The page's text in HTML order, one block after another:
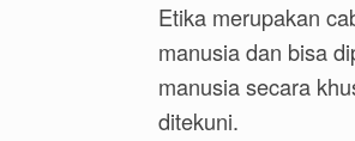
Etika merupakan
manusia dan bisa
manusia secara
ditekuni.